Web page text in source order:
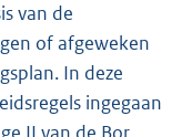
van de
of afgeweken
In deze
ingegaan